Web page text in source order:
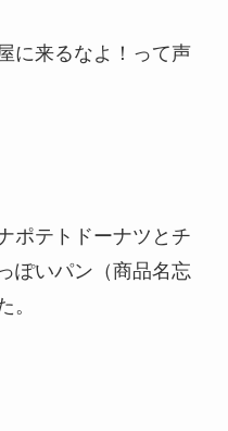
に来るなよ！って声
ポテトドーナツとチ
ぽいパン（商品名忘
。